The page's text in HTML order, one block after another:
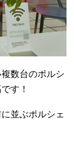
数台のポルシ
す！
並ぶポルシェ